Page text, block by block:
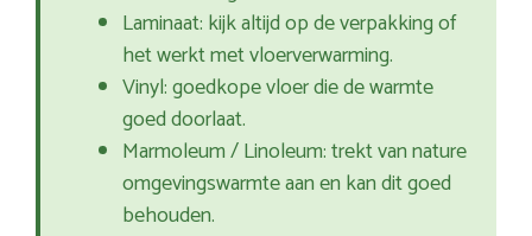
Laminaat: kijk altijd op de verpakking of
het werkt met vloerverwarming.
Vinyl: goedkope vloer die de warmte
goed doorlaat.
Marmoleum / Linoleum: trekt van nature
omgevingswarmte aan en kan dit goed
behouden.